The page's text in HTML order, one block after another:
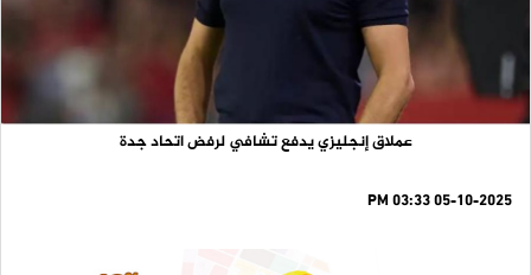
عملاق إنجليزي يدفع تشافي لرفض اتحاد جدة
05-10-2025 03:33 PM